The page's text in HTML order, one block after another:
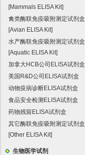
[Mammals ELISA Kit]
禽类酶联免疫吸附测定试剂盒
[Avian ELISA Kit]
水产酶联免疫吸附测定试剂盒
[Aquatic ELISA Kit]
加拿大HCB公司ELISA试剂盒
美国R&D公司ELISA试剂盒
动物疫病诊断ELISA试剂盒
食品安全检测ELISA试剂盒
药物残留ELISA试剂盒
其它酶联免疫吸附测定试剂盒
[Other ELISA Kit]
生物医学试剂